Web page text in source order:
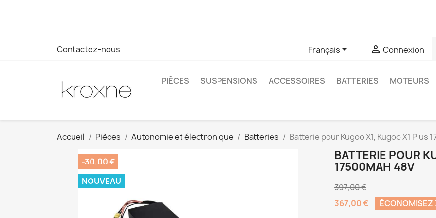
Contactez-nous Français  Connexion
PIÈCES SUSPENSIONS ACCESSOIRES BATTERIES MOTEURS
Accueil Pièces Autonomie et électronique Batteries Batterie pour Kugoo X1, Kugoo X1 Plus
-30,00 €
NOUVEAU
BATTERIE POUR
17500MAH 48V
397,00 €
367,00 €